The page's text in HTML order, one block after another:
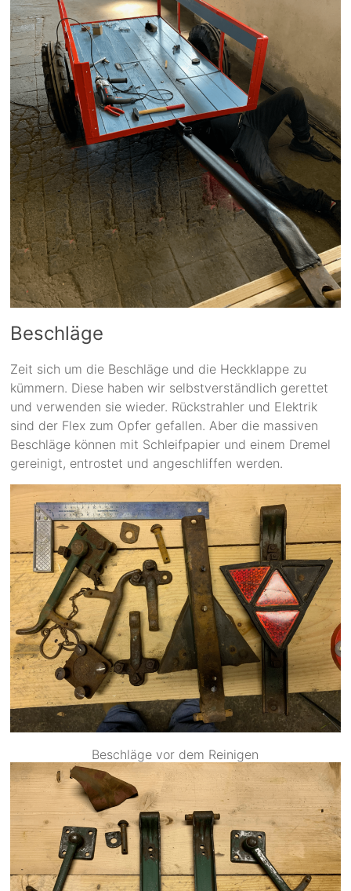
Beschläge
Zeit sich um die Beschläge und die Heckklappe zu
kümmern. Diese haben wir selbstverständlich gerettet
und verwenden sie wieder. Rückstrahler und Elektrik
sind der Flex zum Opfer gefallen. Aber die massiven
Beschläge können mit Schleifpapier und einem Dremel
gereinigt, entrostet und angeschliffen werden.
Beschläge vor dem Reinigen